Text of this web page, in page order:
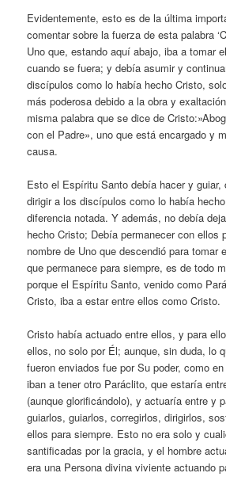
Evidentemente, esto es de la última
comentar sobre la fuerza de esta palabra
Uno que, estando aquí abajo, iba a tomar
cuando se fuera; y debía asumir y
discípulos como lo había hecho Cristo,
más poderosa debido a la obra y
misma palabra que se dice de
con el Padre», uno que está encargado y
causa.
Esto el Espíritu Santo debía hacer y guiar,
dirigir a los discípulos como lo había
diferencia notada. Y además, no debía
hecho Cristo; Debía permanecer con ellos
nombre de Uno que descendió para tomar
que permanece para siempre, es de todo
porque el Espíritu Santo, venido como
Cristo, iba a estar entre ellos como Cristo.
Cristo había actuado entre ellos, y para
ellos, no solo por Él; aunque, sin duda, lo
fueron enviados fue por Su poder, como
iban a tener otro Paráclito, que estaría
(aunque glorificándolo), y actuaría entre y
guiarlos, guiarlos, corregirlos, dirigirlos,
ellos para siempre. Esto no era solo y
santificadas por la gracia, y el hombre
era una Persona divina viviente actuando